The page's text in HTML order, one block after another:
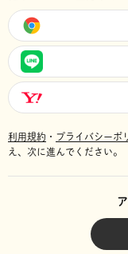
利用規約 ・ プライバシーポ
え、次に進んでください。